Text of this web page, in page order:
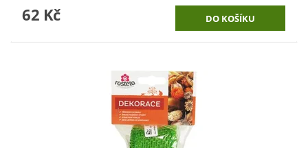
62 Kč